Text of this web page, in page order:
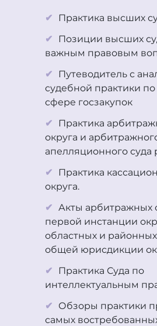
Практика высших
Позиции высших
важным правовым
Путеводитель с
судебной практики
сфере госзакупок
Практика
округа и
апелляционного суда
Практика
округа.
Акты арбитражных
первой инстанции
областных и
общей юрисдикции
Практика Суда по
интеллектуальным
Обзоры практики
самых